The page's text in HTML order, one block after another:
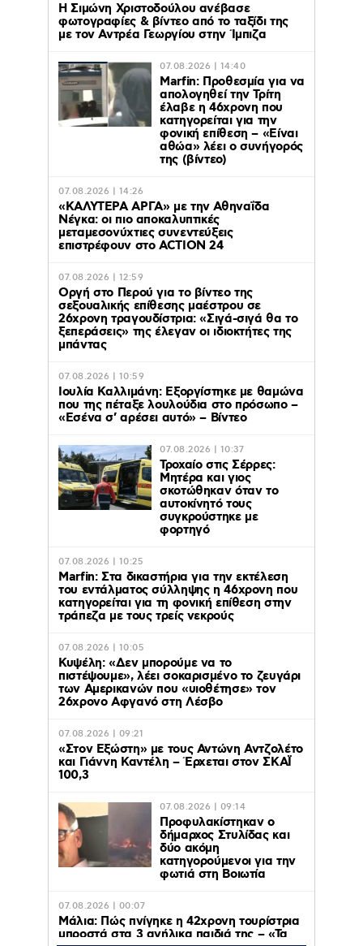
Η Σιμώνη Χριστοδούλου ανέβασε
φωτογραφίες & βίντεο από το ταξίδι της
με τον Αντρέα Γεωργίου στην Ίμπιζα
07.08.2026 | 14:40
Marfin: Προθεσμία για να
απολογηθεί την Τρίτη
έλαβε η 46χρονη που
κατηγορείται για την
φονική επίθεση – «Είναι
αθώα» λέει ο συνήγορός
της (βίντεο)
07.08.2026 | 14:26
«ΚΑΛΥΤΕΡΑ ΑΡΓΑ» με την Αθηναΐδα
Νέγκα: οι πιο αποκαλυπτικές
μεταμεσονύχτιες συνεντεύξεις
επιστρέφουν στο ACTION 24
07.08.2026 | 12:59
Οργή στο Περού για το βίντεο της
σεξουαλικής επίθεσης μαέστρου σε
26χρονη τραγουδίστρια: «Σιγά-σιγά θα το
ξεπεράσεις» της έλεγαν οι ιδιοκτήτες της
μπάντας
07.08.2026 | 10:59
Ιουλία Καλλιμάνη: Εξοργίστηκε με θαμώνα
που της πέταξε λουλούδια στο πρόσωπο –
«Εσένα σ’ αρέσει αυτό» – Βίντεο
07.08.2026 | 10:37
Τροχαίο στις Σέρρες:
Μητέρα και γιος
σκοτώθηκαν όταν το
αυτοκίνητό τους
συγκρούστηκε με
φορτηγό
07.08.2026 | 10:25
Marfin: Στα δικαστήρια για την εκτέλεση
του εντάλματος σύλληψης η 46χρονη που
κατηγορείται για τη φονική επίθεση στην
τράπεζα με τους τρείς νεκρούς
07.08.2026 | 10:05
Κυψέλη: «Δεν μπορούμε να το
πιστέψουμε», λέει σοκαρισμένο το ζευγάρι
των Αμερικανών που «υιοθέτησε» τον
26χρονο Αφγανό στη Λέσβο
07.08.2026 | 09:21
«Στον Εξώστη» με τους Αντώνη Αντζολέτο
και Γιάννη Καντέλη – Έρχεται στον ΣΚΑΪ
100,3
07.08.2026 | 09:14
Προφυλακίστηκαν ο
δήμαρχος Στυλίδας και
δύο ακόμη
κατηγορούμενοι για την
φωτιά στη Βοιωτία
07.08.2026 | 00:07
Μάλια: Πώς πνίγηκε η 42χρονη τουρίστρια
μπροστά στα 3 ανήλικα παιδιά της – «Τα